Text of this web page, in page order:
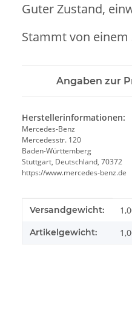
Guter Zustand,
Stammt von einem
Angaben zur
Herstellerinformationen:
Mercedes-Benz
Mercedesstr. 120
Baden-Württemberg
Stuttgart, Deutschland, 70372
https://www.mercedes-benz.de
Produkteigenschaft
Wert
Versandgewicht:
Artikelgewicht: